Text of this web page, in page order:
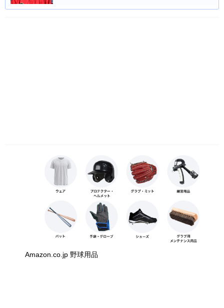
Amazon.co.jp 野球用品